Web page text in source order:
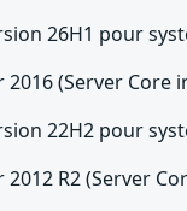
26H1 pour
2016 (Server Core
22H2 pour
2012 R2 (Server